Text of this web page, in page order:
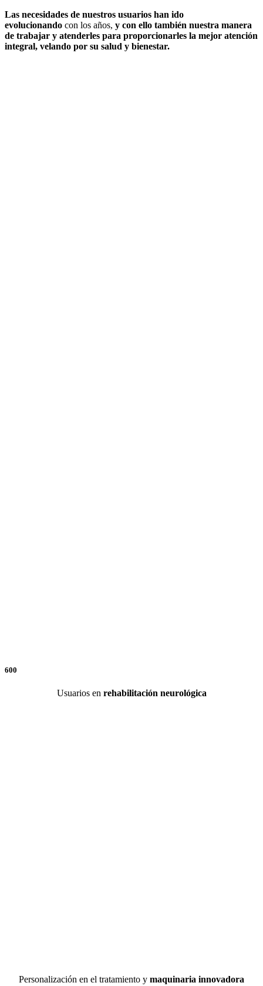
Las necesidades de nuestros usuarios han ido
evolucionando con los años, y con ello también nuestra manera
de trabajar y atenderles para proporcionarles la mejor atención
integral, velando por su salud y bienestar.
600
Usuarios en rehabilitación neurológica
Personalización en el tratamiento y maquinaria innovadora